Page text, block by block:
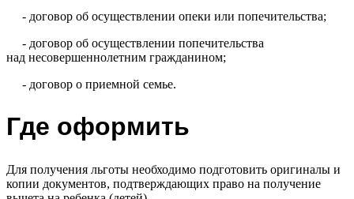
- договор об осуществлении опеки или попечительства;
- договор об осуществлении попечительства
над несовершеннолетним гражданином;
- договор о приемной семье.
Где оформить
Для получения льготы необходимо подготовить оригиналы и
копии документов, подтверждающих право на получение